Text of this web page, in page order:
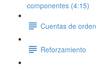
componentes (4:15)
Cuentas de orden
Reforzamiento